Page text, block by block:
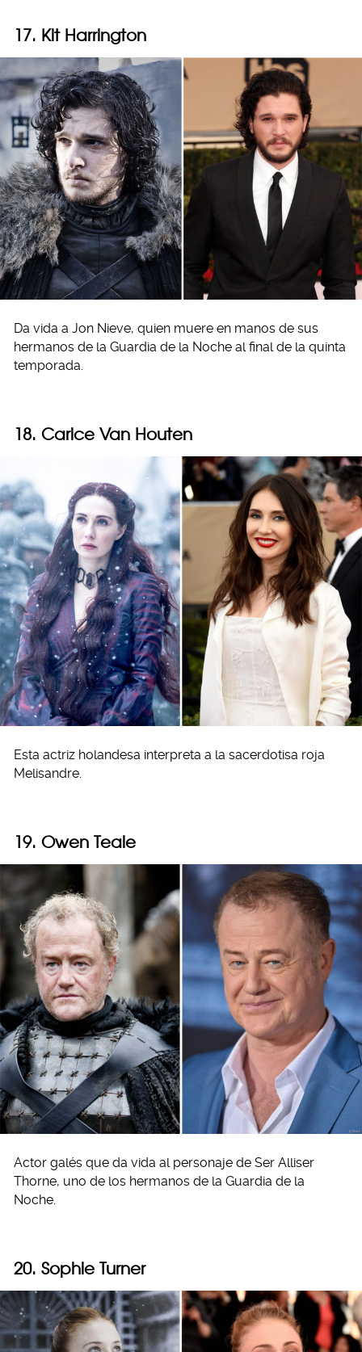
17. Kit Harrington
Da vida a Jon Nieve, quien muere en manos de sus
hermanos de la Guardia de la Noche al final de la quinta
temporada.
18. Carice Van Houten
Esta actriz holandesa interpreta a la sacerdotisa roja
Melisandre.
19. Owen Teale
Actor galés que da vida al personaje de Ser Alliser
Thorne, uno de los hermanos de la Guardia de la
Noche.
20. Sophie Turner